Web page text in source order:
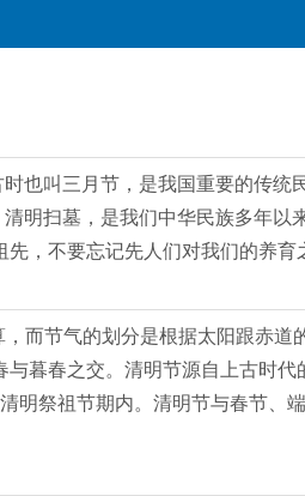
也叫三月节，是我国重要的传
明扫墓，是我们中华民族多年
，不要忘记先人们对我们的养育
节气的划分是根据太阳跟赤道
暮春之交。清明节源自上古时
明祭祖节期内。清明节与春节、